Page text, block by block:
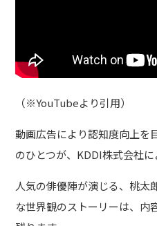
（※YouTubeより引用）
動画広告により認知度向上を
のひとつが、KDDI株式会社に
人気の俳優陣が演じる、桃太
な世界観のストーリーは、内